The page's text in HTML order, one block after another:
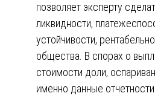
позволяет эксперту
ликвидности,
устойчивости,
общества. В спорах о
стоимости доли,
именно данные